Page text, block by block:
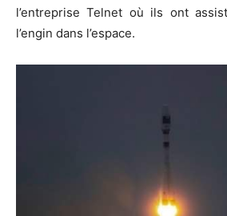
l’entreprise Telnet où ils ont
l’engin dans l’espace.